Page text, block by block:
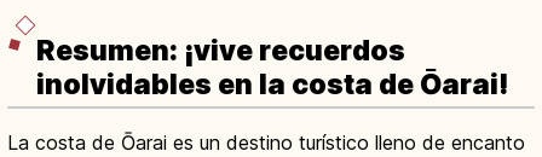
Resumen: ¡vive recuerdos
inolvidables en la costa de Ōarai!
La costa de Ōarai es un destino turístico lleno de encanto